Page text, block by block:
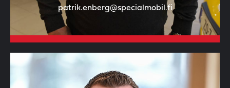
patrik.enberg@specialmobil.fi